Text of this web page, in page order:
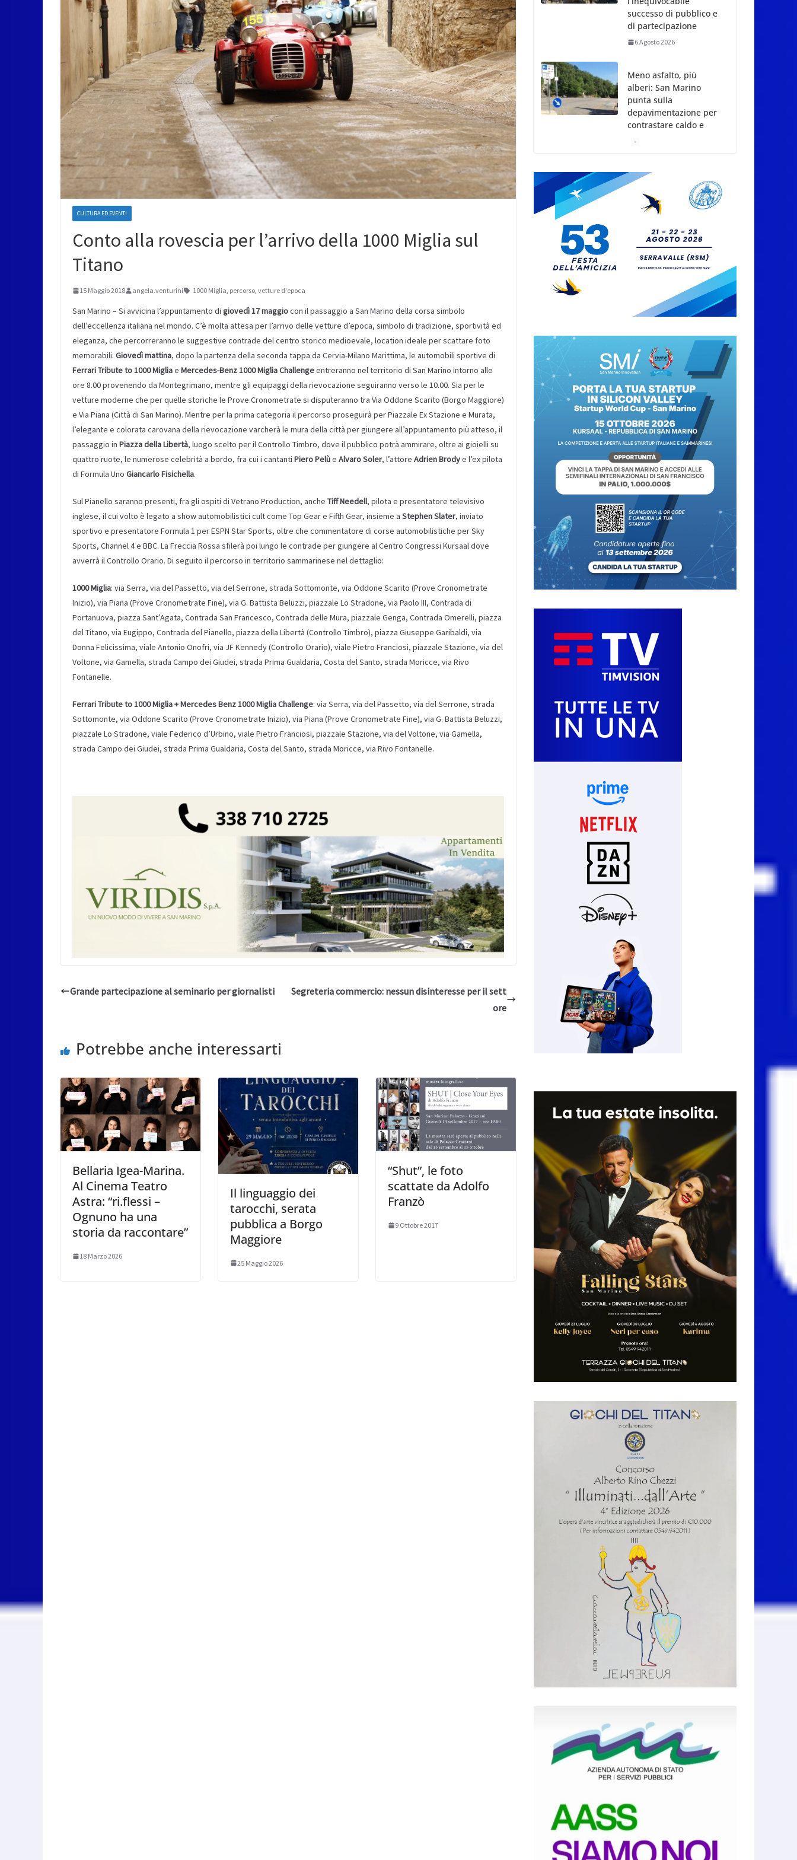
CULTURA ED EVENTI
Conto alla rovescia per l’arrivo della 1000 Miglia sul
Titano
15 Maggio 2018 angela.venturini 1000 Miglia, percorso, vetture d'epoca
San Marino – Si avvicina l’appuntamento di giovedì 17 maggiocon il passaggio a San Marino della corsa simbolo
dell’eccellenza italiana nel mondo. C’è molta attesa per l’arrivo delle vetture d’epoca, simbolo di tradizione, sportività ed
eleganza, che percorreranno le suggestive contrade del centro storico medioevale, location ideale per scattare foto
memorabili. Giovedì mattina, dopo la partenza della seconda tappa da Cervia-Milano Marittima, le automobili sportive di
Ferrari Tribute to 1000 Migliae Mercedes-Benz 1000 Miglia Challengeentreranno nel territorio di San Marino intorno alle
ore 8.00 provenendo da Montegrimano, mentre gli equipaggi della rievocazione seguiranno verso le 10.00. Sia per le
vetture moderne che per quelle storiche le Prove Cronometrate si disputeranno tra Via Oddone Scarito (Borgo Maggiore)
e Via Piana (Città di San Marino). Mentre per la prima categoria il percorso proseguirà per Piazzale Ex Stazione e Murata,
l’elegante e colorata carovana della rievocazione varcherà le mura della città per giungere all’appuntamento più atteso, il
passaggio in Piazza della Libertà, luogo scelto per il Controllo Timbro, dove il pubblico potrà ammirare, oltre ai gioielli su
quattro ruote, le numerose celebrità a bordo, fra cui i cantanti Piero Pelùe Alvaro Soler, l’attore Adrien Brodye l’ex pilota
di Formula Uno Giancarlo Fisichella.
Sul Pianello saranno presenti, fra gli ospiti di Vetrano Production, anche Tiff Needell, pilota e presentatore televisivo
inglese, il cui volto è legato a show automobilistici cult come Top Gear e Fifth Gear, insieme a Stephen Slater, inviato
sportivo e presentatore Formula 1 per ESPN Star Sports, oltre che commentatore di corse automobilistiche per Sky
Sports, Channel 4 e BBC. La Freccia Rossa sfilerà poi lungo le contrade per giungere al Centro Congressi Kursaal dove
avverrà il Controllo Orario. Di seguito il percorso in territorio sammarinese nel dettaglio:
1000 Miglia: via Serra, via del Passetto, via del Serrone, strada Sottomonte, via Oddone Scarito (Prove Cronometrate
Inizio), via Piana (Prove Cronometrate Fine), via G. Battista Beluzzi, piazzale Lo Stradone, via Paolo III, Contrada di
Portanuova, piazza Sant’Agata, Contrada San Francesco, Contrada delle Mura, piazzale Genga, Contrada Omerelli, piazza
del Titano, via Eugippo, Contrada del Pianello, piazza della Libertà (Controllo Timbro), piazza Giuseppe Garibaldi, via
Donna Felicissima, viale Antonio Onofri, via JF Kennedy (Controllo Orario), viale Pietro Franciosi, piazzale Stazione, via del
Voltone, via Gamella, strada Campo dei Giudei, strada Prima Gualdaria, Costa del Santo, strada Moricce, via Rivo
Fontanelle.
Ferrari Tribute to 1000 Miglia + Mercedes Benz 1000 Miglia Challenge: via Serra, via del Passetto, via del Serrone, strada
Sottomonte, via Oddone Scarito (Prove Cronometrate Inizio), via Piana (Prove Cronometrate Fine), via G. Battista Beluzzi,
piazzale Lo Stradone, viale Federico d’Urbino, viale Pietro Franciosi, piazzale Stazione, via del Voltone, via Gamella,
strada Campo dei Giudei, strada Prima Gualdaria, Costa del Santo, strada Moricce, via Rivo Fontanelle.
Grande partecipazione al seminario per giornalisti
Segreteria commercio: nessun disinteresse per il sett
ore
Potrebbe anche interessarti
Bellaria Igea-Marina.
Al Cinema Teatro
Astra: “ri.flessi –
Ognuno ha una
storia da raccontare”
18 Marzo 2026
Il linguaggio dei
tarocchi, serata
pubblica a Borgo
Maggiore
25 Maggio 2026
“Shut”, le foto
scattate da Adolfo
Franzò
9 Ottobre 2017
contrastare caldo e
rischio idrogeologico
6 Agosto 2026
San Marino. USL:
l’inferno di Marcinelle
diventi monito e
memoria collettiva
6 Agosto 2026
PdL famiglia, alla
prima sessione
consiliare utile deve
essere approvato
6 Agosto 2026
Protezione Civile San
Marino. Incendi
boschivi: attivazione
della fase preliminare
di preallarme, dal 3 al
“San Marino Antiqua –
Leggende e storie del
Titano”:
l’inequivocabile
successo di pubblico e
di partecipazione
6 Agosto 2026